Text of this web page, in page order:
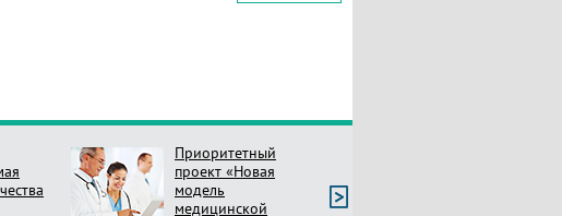
Приоритетный
проект «Новая
модель
медицинской